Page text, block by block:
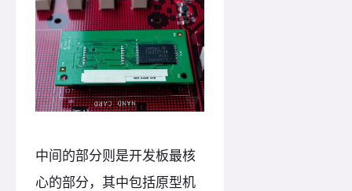
中间的部分则是开发板最核
心的部分，其中包括原型机